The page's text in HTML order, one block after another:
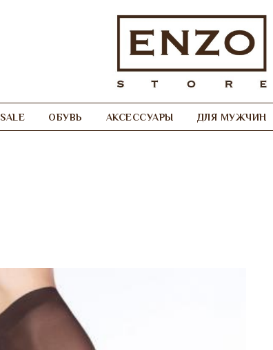
SALE ОБУВЬ АКСЕССУАРЫ ДЛЯ МУЖЧИН